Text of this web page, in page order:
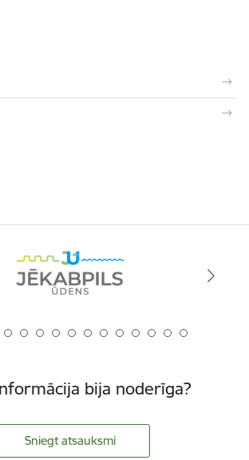
bija noderīga?
Sniegt atsauksmi